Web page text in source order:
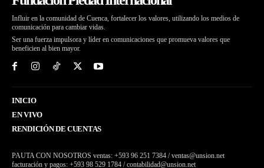
Influir en la comunidad de Cuenca, fortalecer los valores, utilizando los medios de
comunicación para cambiar vidas.
Ser una fuerza impulsora y líder en comunicaciones que promueva valores que
beneficien al bien mayor.
INICIO
EN VIVO
RENDICIÓN DE CUENTAS
PAUTA CON NOSOTROS ventas: +593 96 251 7384 / ventas@unsion.net
facturación y pagos: +593 98 529 1784 / contabilidad@unsion.net